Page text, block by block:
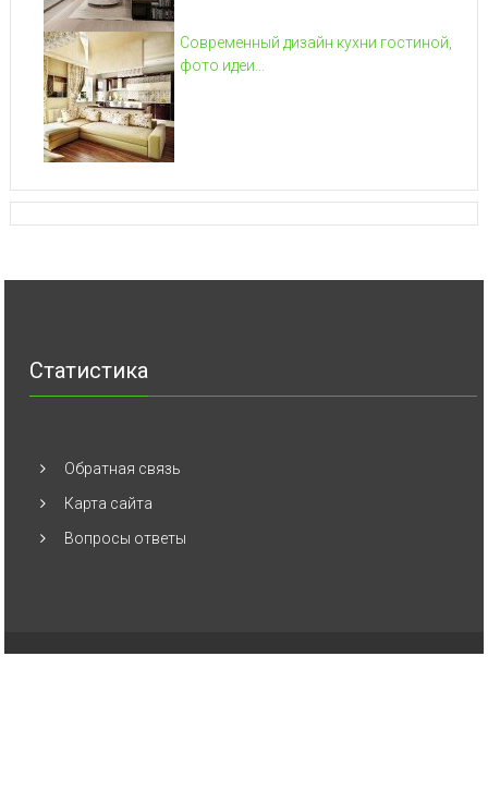
Современный дизайн кухни гостиной,
фото идеи...
Статистика
Обратная связь
Карта сайта
Вопросы ответы